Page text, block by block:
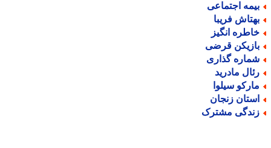
اجتماعی
فریبا
انگیز
قرضی
گذاری
مادرید
سیلوا
زنجان
مشترک